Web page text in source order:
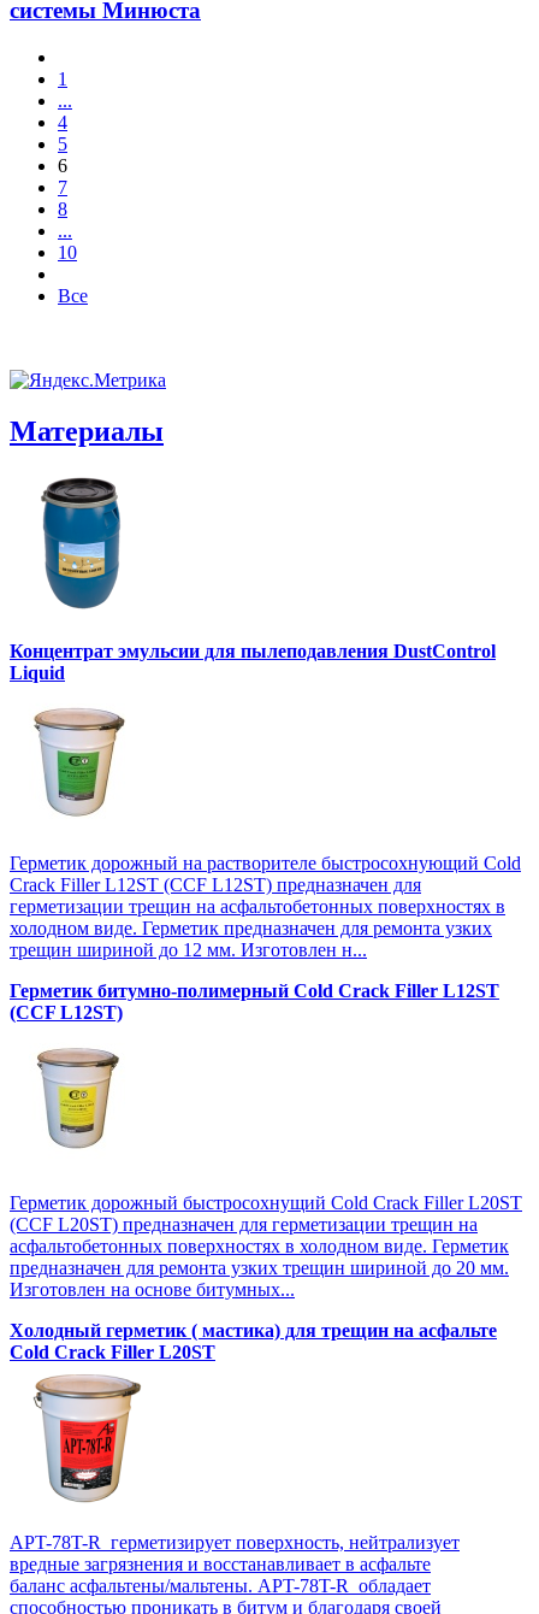
системы Минюста
1
...
4
5
6
7
8
...
10
Все
Материалы
Концентрат эмульсии для пылеподавления DustControl
Liquid
Герметик дорожный на растворителе быстросохнующий Cold
Crack Filler L12SТ (CCF L12SТ) предназначен для
герметизации трещин на асфальтобетонных поверхностях в
холодном виде. Герметик предназначен для ремонта узких
трещин шириной до 12 мм. Изготовлен н...
Герметик битумно-полимерный Cold Crack Filler L12SТ
(CCF L12SТ)
Герметик дорожный быстросохнущий Cold Crack Filler L20SТ
(CCF L20SТ) предназначен для герметизации трещин на
асфальтобетонных поверхностях в холодном виде. Герметик
предназначен для ремонта узких трещин шириной до 20 мм.
Изготовлен на основе битумных...
Холодный герметик ( мастика) для трещин на асфальте
Cold Crack Filler L20SТ
APT-78T-R герметизирует поверхность, нейтрализует
вредные загрязнения и восстанавливает в асфальте
баланс асфальтены/мальтены. APT-78T-R обладает
способностью проникать в битум и благодаря своей